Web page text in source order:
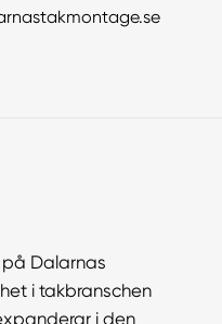
Dalarnas
i takbranschen
i den